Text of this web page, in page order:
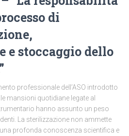
di
e stoccaggio dello
professionale dell’ASO introdotto
mansioni quotidiane legate al
hanno assunto un peso
La sterilizzazione non ammette
profonda conoscenza scientifica e